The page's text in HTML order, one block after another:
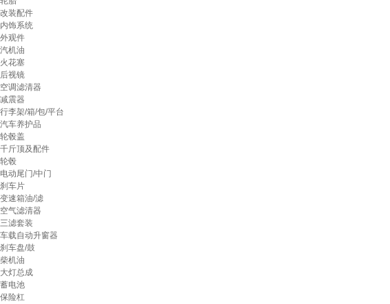
改装配件
内饰系统
外观件
汽机油
火花塞
后视镜
空调滤清器
减震器
行李架/箱/包/平台
汽车养护品
轮毂盖
千斤顶及配件
轮毂
电动尾门/中门
刹车片
变速箱油/滤
空气滤清器
三滤套装
车载自动升窗器
刹车盘/鼓
柴机油
大灯总成
蓄电池
保险杠